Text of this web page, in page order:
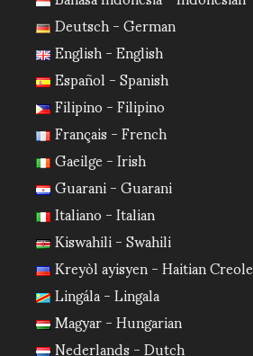
Deutsch - German
English - English
Español - Spanish
Filipino - Filipino
Français - French
Gaeilge - Irish
Guarani - Guarani
Italiano - Italian
Kiswahili - Swahili
Kreyòl ayisyen - Haitian Creole
Lingála - Lingala
Magyar - Hungarian